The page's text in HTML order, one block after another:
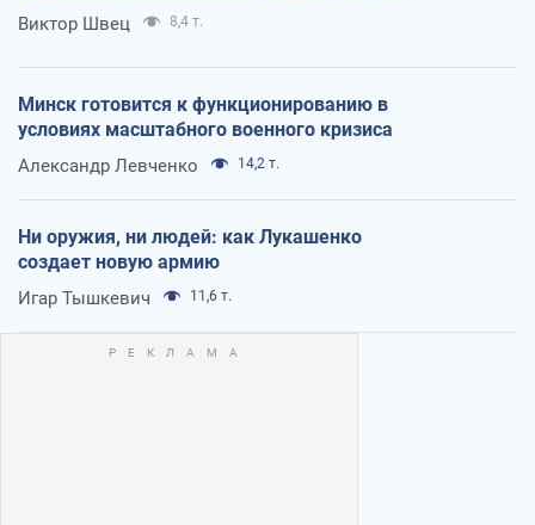
Виктор Швец 8,4 т.
Минск готовится к функционированию в
условиях масштабного военного кризиса
Александр Левченко 14,2 т.
Ни оружия, ни людей: как Лукашенко
создает новую армию
Игар Тышкевич 11,6 т.